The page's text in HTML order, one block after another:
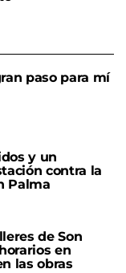
paso para mí
y un
contra la
Palma
de Son
en
las obras